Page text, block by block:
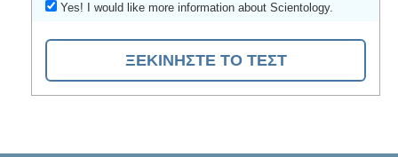
Yes! I would like more information about Scientology.
ΞΕΚΙΝΗΣΤΕ ΤΟ ΤΕΣΤ